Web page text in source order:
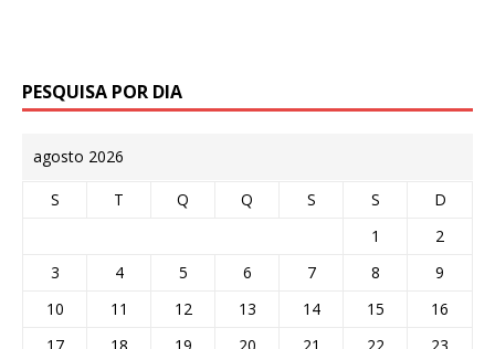
PESQUISA POR DIA
agosto 2026
S T Q Q S S
D
1
2
3
4 5 6 7 8
9
10
11 12 13 14 15
16